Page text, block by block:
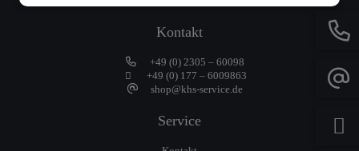
Kontakt
+49 (0) 2305 – 60098
+49 (0) 177 – 6009863
shop@khs-service.de
Service